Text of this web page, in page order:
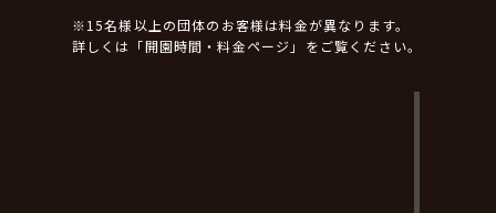
※15名様以上の団体のお客様は料金が異なります。
詳しくは「開園時間・料金ページ」をご覧ください。